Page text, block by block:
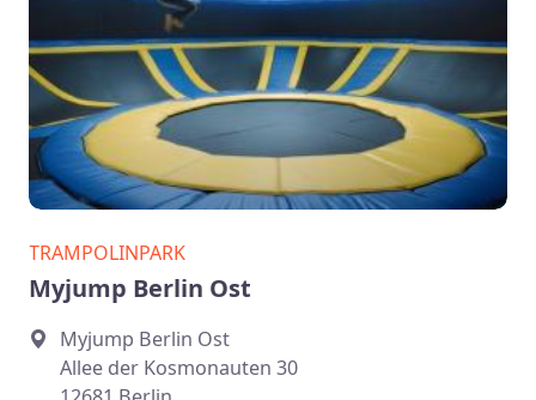
TRAMPOLINPARK
Myjump Berlin Ost
Myjump Berlin Ost
Allee der Kosmonauten 30